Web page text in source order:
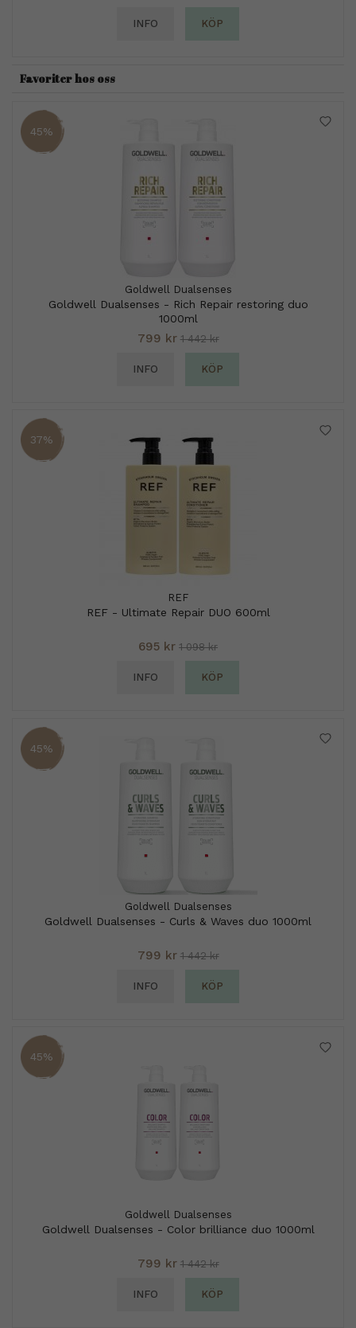
INFO KÖP
Favoriter hos oss
45%
Goldwell Dualsenses
Goldwell Dualsenses - Rich Repair restoring duo
1000ml
799 kr 1 442 kr
INFO KÖP
37%
REF
REF - Ultimate Repair DUO 600ml
695 kr 1 098 kr
INFO KÖP
45%
Goldwell Dualsenses
Goldwell Dualsenses - Curls & Waves duo 1000ml
799 kr 1 442 kr
INFO KÖP
45%
Goldwell Dualsenses
Goldwell Dualsenses - Color brilliance duo 1000ml
799 kr 1 442 kr
INFO KÖP